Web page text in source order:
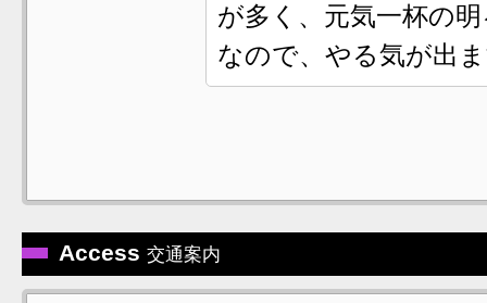
が多く、元気一杯の
なので、やる気が出
Access 交通案内